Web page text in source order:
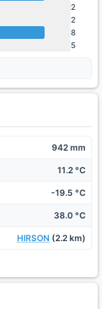
2
2
8
5
942 mm
11.2 °C
-19.5 °C
38.0 °C
HIRSON (2.2 km)